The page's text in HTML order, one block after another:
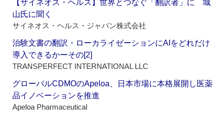
【サイネオス・ヘルス】世界とつなぐ「翻訳者」に 城
山氏に聞く
サイネオス・ヘルス・ジャパン株式会社
治験文書の翻訳・ローカライゼーションにAIをどれだけ
導入できるかーその[2]
TRANSPERFECT INTERNATIONAL LLC
グローバルCDMOのApeloa、日本市場に本格展開し医薬
品イノベーションを推進
Apeloa Pharmaceutical